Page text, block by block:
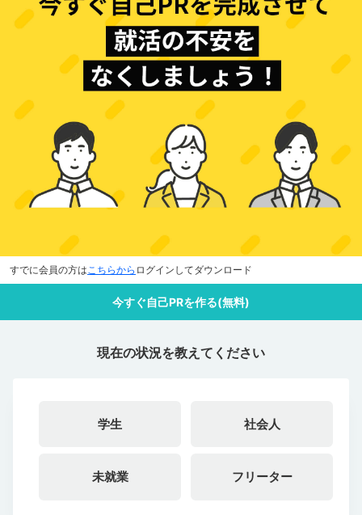
すでに会員の方はこちらから ログインしてダウンロード
今すぐ自己PRを作る(無料)
現在の状況を教えてください
学生 社会人
未就業 フリーター